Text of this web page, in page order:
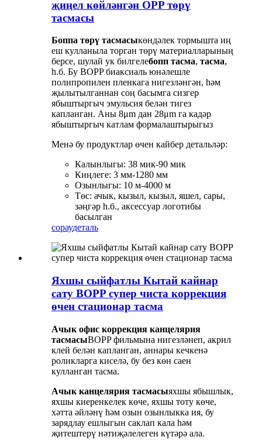
җиңел көйләнгән OPP төрү
тасмасы
Боппа төрү тасмасыкөндәлек тормышта иң
еш кулланыла торган төрү материалларының
берсе, шулай ук ​​билгелебопп тасма, тасма,
һ.б. Бу BOPP биаксиаль юнәлешле
полипропилен пленкага нигезләнгән, һәм
җылытылганнан соң басымга сизгер
ябыштыргыч эмульсия белән тигез
капланган. Аны 8μm дан 28μm га кадәр
ябыштыргыч катлам формалаштырыгыз
Менә бу продуктлар өчен кайбер детальләр:
Калынлыгы: 38 мик-90 мик
Киңлеге: 3 мм-1280 мм
Озынлыгы: 10 м-4000 м
Төс: ачык, кызыл, кызыл, яшел, сары,
зәңгәр һ.б., аксессуар логотибы
басылган
сораудеталь
Яхшы сыйфатлы Кытай кайнар
сату BOPP супер чиста коррекция
өчен стационар тасма
Ачык офис коррекция канцелярия
тасмасыBOPP фильмына нигезләнеп, акрил
клей белән капланган, аннары кечкенә
роликларга киселә, бу без көн саен
кулланган тасма.
Ачык канцелярия тасмасыяхшы ябышлык,
яхшы киеренкелек көче, яхшы тоту көче,
хәтта әйләнү һәм озын озынлыкка ия, бу
зарядлау ешлыгын саклап кала һәм
җитештерү нәтиҗәлелеген күтәрә ала.